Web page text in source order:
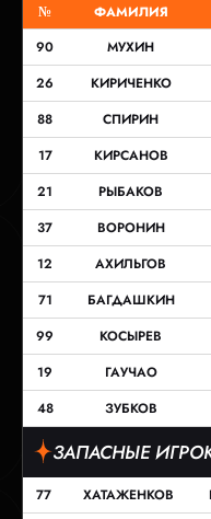
№ ФАМИЛИЯ
90
МУХИН
26
КИРИЧЕНКО
88
СПИРИН
17
КИРСАНОВ
21
РЫБАКОВ
37
ВОРОНИН
12
АХИЛЬГОВ
71
БАГДАШКИН
99
КОСЫРЕВ
19
ГАУЧАО
48
ЗУБКОВ
ЗАПАСНЫЕ
77 ХАТАЖЕНКОВ